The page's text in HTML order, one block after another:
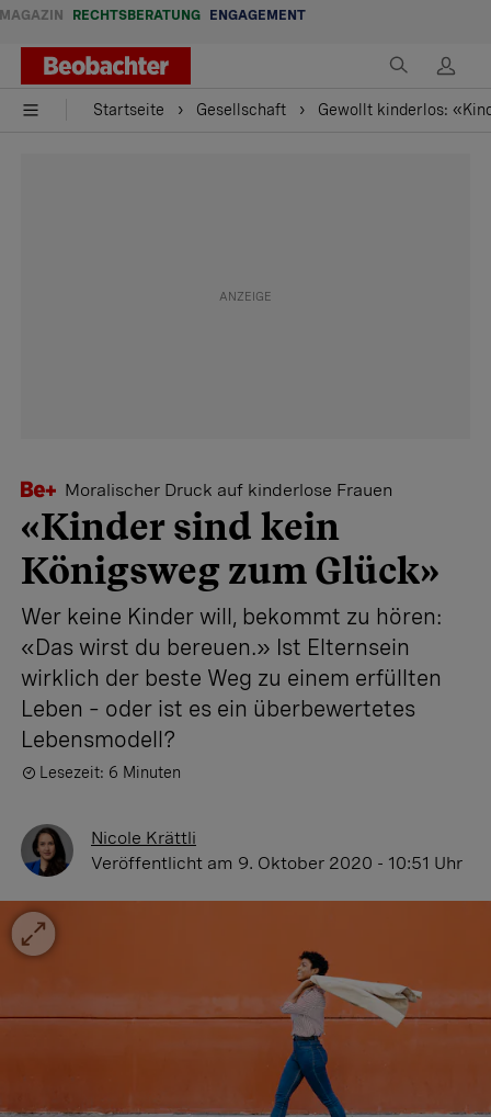
MAGAZIN RECHTSBERATUNG ENGAGEMENT
Startseite Gesellschaft Gewollt kinderlos:
Moralischer Druck auf kinderlose Frauen
«Kinder sind kein
Königsweg zum Glück»
Wer keine Kinder will, bekommt zu hören:
«Das wirst du bereuen.» Ist Elternsein
wirklich der beste Weg zu einem erfüllten
Leben – oder ist es ein überbewertetes
Lebensmodell?
Lesezeit: 6 Minuten
Nicole Krättli
Veröffentlicht am 9. Oktober 2020 - 10:51 Uhr